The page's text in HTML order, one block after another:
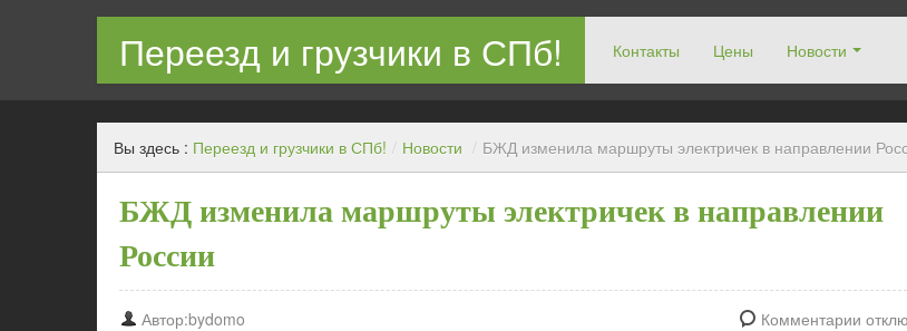
Переезд и грузчики в СПб! Контакты Цены Новости
Квартирный переезд с грузчиками в СПб недорого
Вы здесь : Переезд и грузчики в СПб! / Новости / БЖД изменила маршруты электричек в направлении
БЖД изменила маршруты электричек в направлении
России
Автор:bydomo
Комментарии